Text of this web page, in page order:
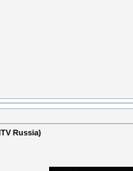
Russia)